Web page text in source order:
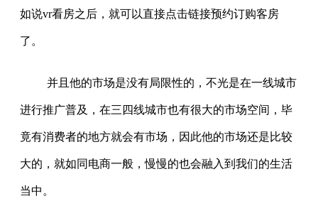
如说vr看房之后，就可以直接点击链接预约订购客房
了。
并且他的市场是没有局限性的，不光是在一线城市
进行推广普及，在三四线城市也有很大的市场空间，毕
竟有消费者的地方就会有市场，因此他的市场还是比较
大的，就如同电商一般，慢慢的也会融入到我们的生活
当中。